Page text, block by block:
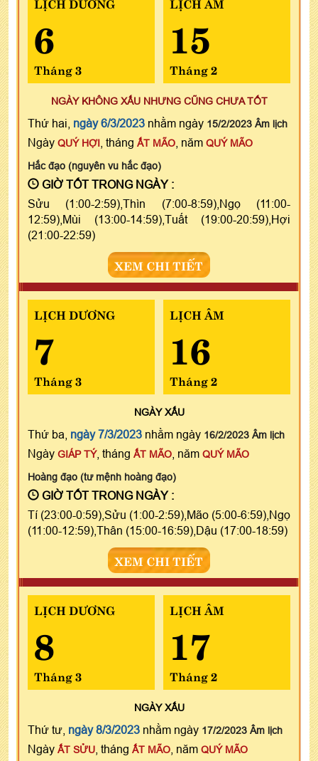
6
Tháng 3
15
Tháng 2
NGÀY KHÔNG XẤU NHƯNG CŨNG CHƯA TỐT
Thứ hai, ngày 6/3/2023 nhằm ngày 15/2/2023 Âm lịch
Ngày QUÝ HỢI , tháng ẤT MÃO , năm QUÝ MÃO
Hắc đạo (nguyên vu hắc đạo)
GIỜ TỐT TRONG NGÀY :
Sửu (1:00-2:59),Thìn (7:00-8:59),Ngọ (11:00-
12:59),Mùi (13:00-14:59),Tuất (19:00-20:59),Hợi
(21:00-22:59)
XEM CHI TIẾT
LỊCH DƯƠNG
7
Tháng 3
LỊCH ÂM
16
Tháng 2
NGÀYXẤU
Thứ ba, ngày 7/3/2023 nhằm ngày 16/2/2023 Âm lịch
Ngày GIÁP TÝ, tháng ẤT MÃO , năm QUÝ MÃO
Hoàng đạo (tư mệnh hoàng đạo)
GIỜ TỐT TRONG NGÀY :
Tí (23:00-0:59),Sửu (1:00-2:59),Mão (5:00-6:59),Ngọ
(11:00-12:59),Thân (15:00-16:59),Dậu (17:00-18:59)
XEM CHI TIẾT
LỊCH DƯƠNG
8
Tháng 3
LỊCH ÂM
17
Tháng 2
NGÀYXẤU
Thứ tư, ngày 8/3/2023 nhằm ngày 17/2/2023 Âm lịch
Ngày ẤT SỬU , tháng ẤT MÃO , năm QUÝ MÃO